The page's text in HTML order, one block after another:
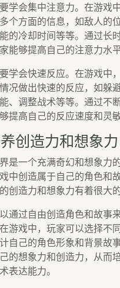
学会集中注意力。在游戏
个方面的信息，如敌人的
的冷却时间等等。通过长
能够提高自己的注意力水
学会快速反应。在游戏中
况做出快速的反应，如躲
、调整战术等等。通过不
提高自己的反应速度和灵敏
创造力和想象力
是一个充满奇幻和想象力
中创造属于自己的角色和
创造力和想象力有着很大的
通过自由创造角色和故事
游戏中，玩家可以选择不
自己的角色形象和背景故
的想象力和创造力，从而
表达能力。